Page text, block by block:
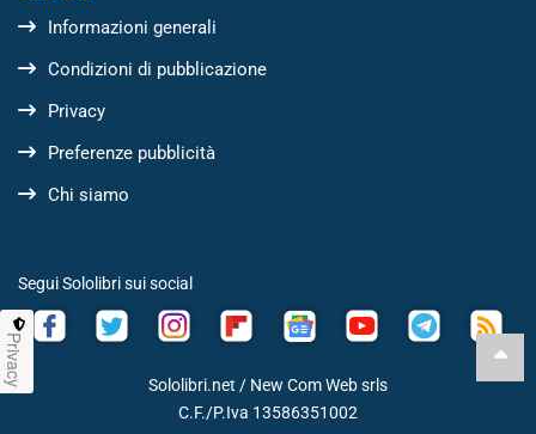
Informazioni generali
Condizioni di pubblicazione
Privacy
Preferenze pubblicità
Chi siamo
Segui Sololibri sui social
Sololibri.net / New Com Web srls
C.F./P.Iva 13586351002
Privacy